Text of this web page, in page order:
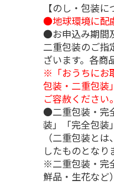
【のし・包装に
●地球環境に配
●お申込み期間
二重包装のご指
ざいます。各商
※「おうちにお
包装・二重包装
ご容赦ください
●二重包装・完
装」「完全包装
（二重包装と
したものとなり
※二重包装・完
鮮品・生花な